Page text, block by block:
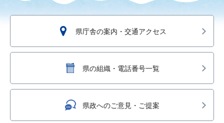
県庁舎の案内・交通アクセス
県の組織・電話番号一覧
県政へのご意見・ご提案